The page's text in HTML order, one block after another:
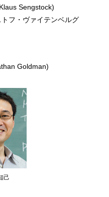
Sengstock)
フ・ヴァイテンベルグ
Goldman)
己